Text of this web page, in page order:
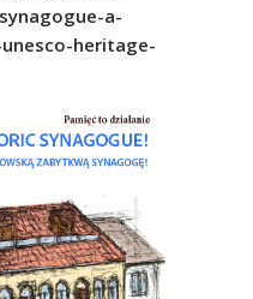
a-
heritage-